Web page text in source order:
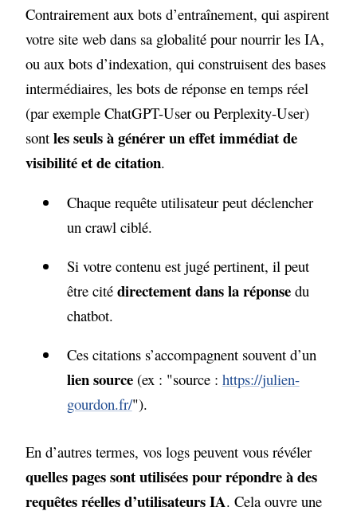
Contrairement aux bots d’entraînement, qui aspirent
votre site web dans sa globalité pour nourrir les IA,
ou aux bots d’indexation, qui construisent des bases
intermédiaires, les bots de réponse en temps réel
(par exemple ChatGPT-User ou Perplexity-User)
sontles seuls à générer un effet immédiat de
visibilité et de citation.
Chaque requête utilisateur peut déclencher
un crawl ciblé.
Si votre contenu est jugé pertinent, il peut
être cité directement dans la réponsedu
chatbot.
Ces citations s’accompagnent souvent d’un
lien source(ex : "source : https://julien-
gourdon.fr/").
En d’autres termes, vos logs peuvent vous révéler
quelles pages sont utilisées pour répondre à des
requêtes réelles d’utilisateurs IA. Cela ouvre une